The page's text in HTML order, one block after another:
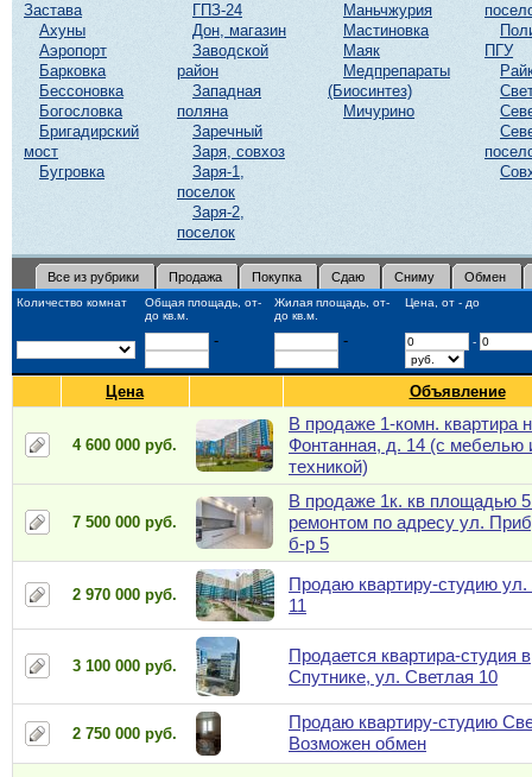
Застава
Ахуны
Аэропорт
Барковка
Бессоновка
Богословка
Бригадирский
мост
Бугровка
ГПЗ-24
Дон, магазин
Заводской
район
Западная
поляна
Заречный
Заря, совхоз
Заря-1,
поселок
Заря-2,
поселок
Маньчжурия
Мастиновка
Маяк
Медпрепараты
(Биосинтез)
Мичурино
ПГУ
Все из рубрики Продажа Покупка Сдаю Сниму Обмен
Количество комнат
Общая площадь, от-
до кв.м.
Жилая площадь, от-
до кв.м.
Цена, от - до
- - -
Цена Объявление
4 600 000 руб.
В продаже 1-комн. квартира
Фонтанная, д. 14 (с мебелью
техникой)
7 500 000 руб.
В продаже 1к. кв площадью
ремонтом по адресу ул.
б-р 5
2 970 000 руб.
Продаю квартиру-студию ул.
11
3 100 000 руб.
Продается квартира-студия в
Спутнике, ул. Светлая 10
2 750 000 руб.
Продаю квартиру-студию
Возможен обмен